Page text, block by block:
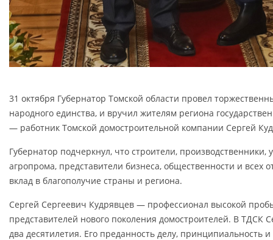
31 октября Губернатор Томской области провел
народного единства, и вручил жителям региона
— работник Томской домостроительной компании Сергей
Губернатор подчеркнул, что строители, производственники,
агропрома, представители бизнеса, общественности и всех
вклад в благополучие страны и региона.
Сергей Сергеевич Кудрявцев — профессионал высокой
представителей нового поколения домостроителей. В ТДСК
два десятилетия. Его преданность делу, принципиальность